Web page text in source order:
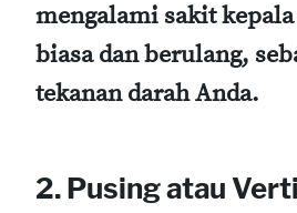
mengalami sakit
biasa dan berulang,
tekanan darah Anda.
2. Pusing atau